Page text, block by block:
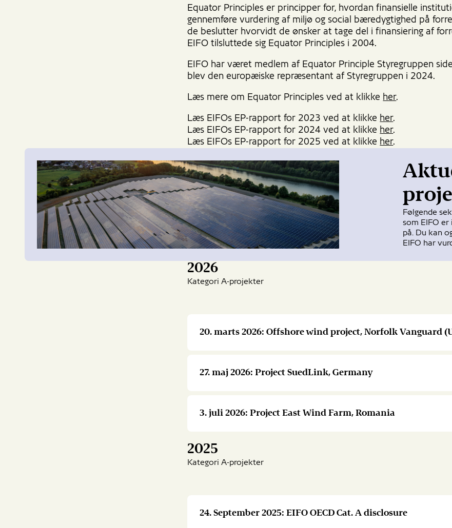
Equator Principles er principper for, hvordan finansielle
gennemføre vurdering af miljø og social bæredygtighed på
de beslutter hvorvidt de ønsker at tage del i finansiering af
EIFO tilsluttede sig Equator Principles i 2004.
EIFO har været medlem af Equator Principle Styregruppen
blev den europæiske repræsentant af Styregruppen i 2024.
Læs mere om Equator Principles ved at klikke her.
Læs EIFOs EP-rapport for 2023 ved at klikke her.
Læs EIFOs EP-rapport for 2024 ved at klikke her.
Læs EIFOs EP-rapport for 2025 ved at klikke her.
Følgende
som EIFO
på. Du kan
EIFO har
2026
Kategori A-projekter
20. marts 2026: Offshore wind project, Norfolk Vanguard
27. maj 2026: Project SuedLink, Germany
3. juli 2026: Project East Wind Farm, Romania
2025
Kategori A-projekter
24. September 2025: EIFO OECD Cat. A disclosure